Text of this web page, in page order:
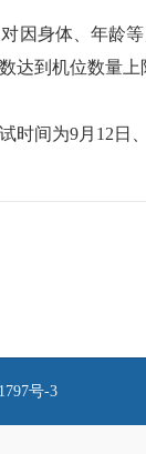
身体、年龄等
达到机位数量
间为9月12日
号-3